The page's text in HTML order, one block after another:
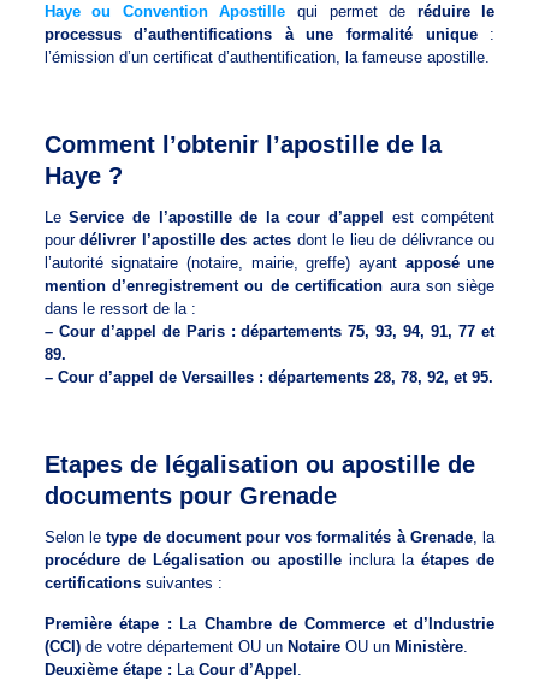
Haye ou Convention Apostille qui permet de réduire le
processus d’authentifications à une formalité unique:
l’émission d’un certificat d’authentification, la fameuse apostille.
Comment l’obtenir l’apostille de la
Haye ?
LeService de l’apostille de la cour d’appel
est compétent
pourdélivrer l’apostille des actesdont le lieu de délivrance ou
l’autorité signataire (notaire, mairie, greffe) ayant apposé une
mention d’enregistrement ou de certification aura son siège
dans le ressort de la :
– Cour d’appel de Paris : départements 75, 93, 94, 91, 77 et
89.
– Cour d’appel de Versailles : départements 28, 78, 92, et 95.
Etapes de légalisation ou apostille de
documents pour Grenade
Selon letype de document pour vos formalités à Grenade, la
procédure de Légalisation ou apostille inclura laétapes de
certificationssuivantes :
Première étape : La Chambre de Commerce et d’Industrie
(CCI)de votre département OU un Notaire OU un Ministère.
Deuxième étape : La Cour d’Appel